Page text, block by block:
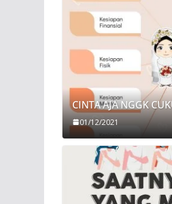
CINTA AJA NGGK
01/12/2021